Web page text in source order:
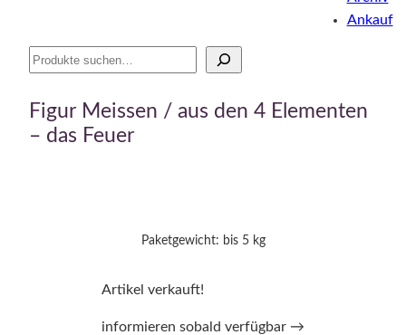
Suche
Ankauf
Figur Meissen / aus den 4 Elementen
– das Feuer
Paketgewicht: bis 5 kg
Artikel verkauft!
informieren sobald verfügbar →